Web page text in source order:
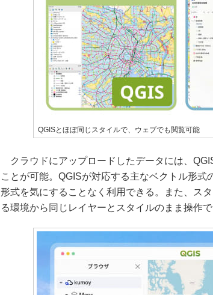
QGISとほぼ同じスタイルで、ウェブでも閲覧可能
クラウドにアップロードしたデータには、
ことが可能。QGISが対応する主なベクトル形
形式を気にすることなく利用できる。また、ス
る環境から同じレイヤーとスタイルのまま操作で